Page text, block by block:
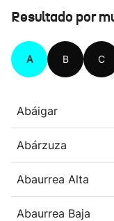
Resultado por
A B C
Abáigar
Abárzuza
Abaurrea Alta
Abaurrea Baja